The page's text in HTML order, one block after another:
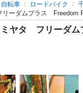
自転車 ロードバイク
リーダムプラス
ミヤタ フリー